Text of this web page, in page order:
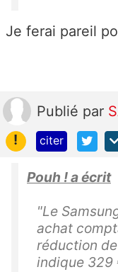
Je ferai pareil
Publié par
!
citer
Pouh ! a écrit
"Le
achat
réduction
indique 329